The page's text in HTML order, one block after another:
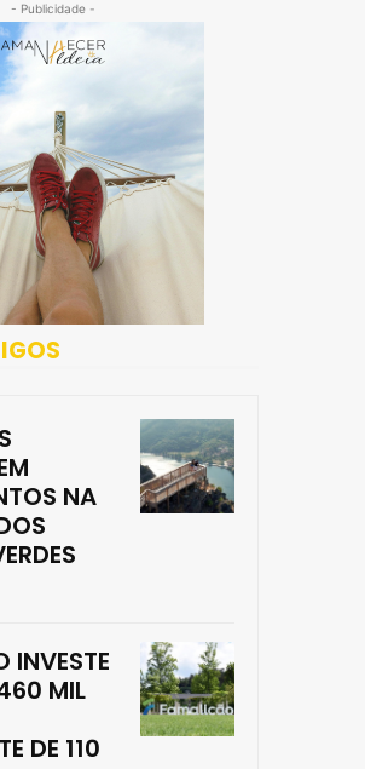
- Publicidade -
NA
INVESTE
MIL
DE 110